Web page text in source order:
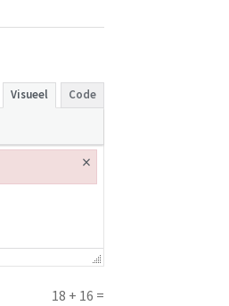
Visueel Code
18 + 16 =
×